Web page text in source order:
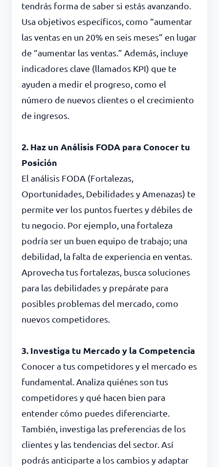
tendrás forma de saber si estás avanzando.
Usa objetivos específicos, como “aumentar
las ventas en un 20% en seis meses” en lugar
de “aumentar las ventas.” Además, incluye
indicadores clave (llamados KPI) que te
ayuden a medir el progreso, como el
número de nuevos clientes o el crecimiento
de ingresos.
2. Haz un Análisis FODA para Conocer tu
Posición
El análisis FODA (Fortalezas,
Oportunidades, Debilidades y Amenazas) te
permite ver los puntos fuertes y débiles de
tu negocio. Por ejemplo, una fortaleza
podría ser un buen equipo de trabajo; una
debilidad, la falta de experiencia en ventas.
Aprovecha tus fortalezas, busca soluciones
para las debilidades y prepárate para
posibles problemas del mercado, como
nuevos competidores.
3. Investiga tu Mercado y la Competencia
Conocer a tus competidores y el mercado es
fundamental. Analiza quiénes son tus
competidores y qué hacen bien para
entender cómo puedes diferenciarte.
También, investiga las preferencias de los
clientes y las tendencias del sector. Así
podrás anticiparte a los cambios y adaptar